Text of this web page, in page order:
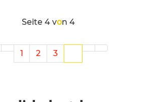
Seite 4 von 4
1 2 3